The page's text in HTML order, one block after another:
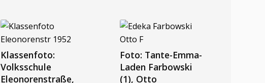
Klassenfoto:
Volksschule
Eleonorenstraße,
Foto: Tante-Emma-
Laden Farbowski
(1), Otto